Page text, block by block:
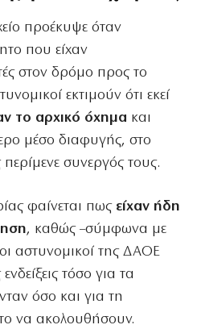
προέκυψε όταν
που είχαν
στον δρόμο προς το
εκτιμούν ότι εκεί
το αρχικό όχημα και
μέσο διαφυγής, στο
συνεργός τους.
φαίνεται πως είχαν ήδη
, καθώς –σύμφωνα με
οι αστυνομικοί της ΔΑΟΕ
τόσο για τα
όσο και για τη
να ακολουθήσουν.